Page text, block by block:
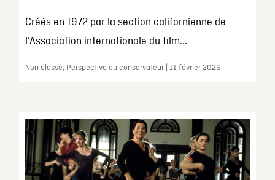
Créés en 1972 par la section californienne de
l’Association internationale du film...
Non classé, Perspective du conservateur | 11 février 2026